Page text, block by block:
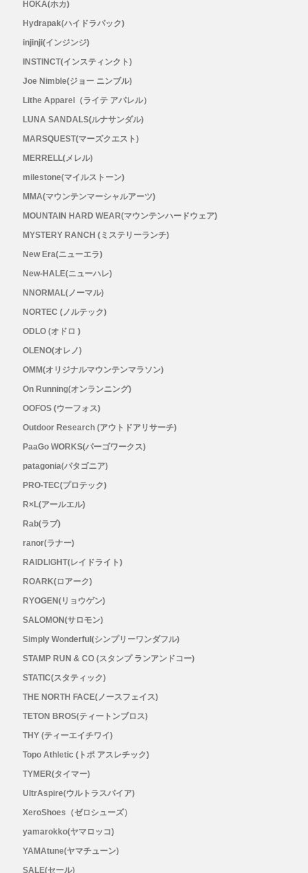
SALOMON(サロモン)
Simply Wonderful(シンプリーワンダフル)
STAMP RUN & CO (スタンプ ランアンド
THE NORTH FACE(ノースフェイス)
TETON BROS(ティートンブロス)
THY (ティーエイチワイ)
Topo Athletic (トポ アスレチック)
UltrAspire(ウルトラスパイア)
XeroShoes（ゼロシューズ）
yamarokko(ヤマロッコ)
YAMAtune(ヤマチューン)
メンズ
レディース
HOKA(ホカ)
Hydrapak(ハイドラパック)
injinji(インジンジ)
INSTINCT(インスティンクト)
Joe Nimble(ジョー ニンブル)
Lithe Apparel（ライテ アパレル）
LUNA SANDALS(ルナサンダル)
MARSQUEST(マーズクエスト)
MERRELL(メレル)
milestone(マイルストーン)
MMA(マウンテンマーシャルアーツ)
MOUNTAIN HARD WEAR(マウンテンハードウェア)
MYSTERY RANCH (ミステリーランチ)
New Era(ニューエラ)
New-HALE(ニューハレ)
NNORMAL(ノーマル)
NORTEC (ノルテック)
ODLO (オドロ )
OLENO(オレノ)
OMM(オリジナルマウンテンマラソン)
On Running(オンランニング)
OOFOS (ウーフォス)
Outdoor Research (アウトドアリサーチ)
PaaGo WORKS(パーゴワークス)
patagonia(パタゴニア)
PRO-TEC(プロテック)
R×L(アールエル)
Rab(ラブ)
ranor(ラナー)
RAIDLIGHT(レイドライト)
ROARK(ロアーク)
RYOGEN(リョウゲン)
SALOMON(サロモン)
Simply Wonderful(シンプリーワンダフル)
STAMP RUN & CO (スタンプ ランアンドコー)
STATIC(スタティック)
THE NORTH FACE(ノースフェイス)
TETON BROS(ティートンブロス)
THY (ティーエイチワイ)
Topo Athletic (トポ アスレチック)
TYMER(タイマー)
UltrAspire(ウルトラスパイア)
XeroShoes（ゼロシューズ）
yamarokko(ヤマロッコ)
YAMAtune(ヤマチューン)
SALE(セール)